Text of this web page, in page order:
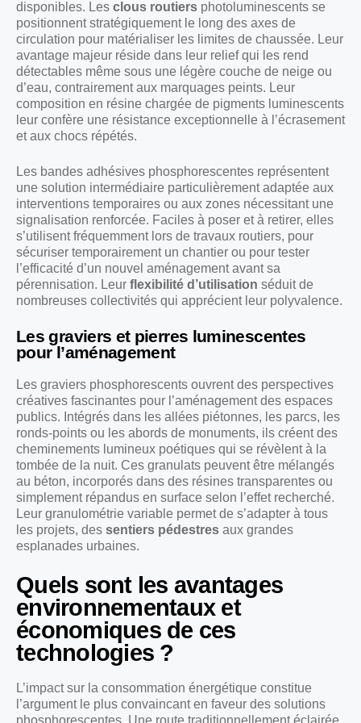
disponibles. Les clous routiers photoluminescents se
positionnent stratégiquement le long des axes de
circulation pour matérialiser les limites de chaussée. Leur
avantage majeur réside dans leur relief qui les rend
détectables même sous une légère couche de neige ou
d’eau, contrairement aux marquages peints. Leur
composition en résine chargée de pigments luminescents
leur confère une résistance exceptionnelle à l’écrasement
et aux chocs répétés.
Les bandes adhésives phosphorescentes représentent
une solution intermédiaire particulièrement adaptée aux
interventions temporaires ou aux zones nécessitant une
signalisation renforcée. Faciles à poser et à retirer, elles
s’utilisent fréquemment lors de travaux routiers, pour
sécuriser temporairement un chantier ou pour tester
l’efficacité d’un nouvel aménagement avant sa
pérennisation. Leur flexibilité d’utilisation séduit de
nombreuses collectivités qui apprécient leur polyvalence.
Les graviers et pierres luminescentes
pour l’aménagement
Les graviers phosphorescents ouvrent des perspectives
créatives fascinantes pour l’aménagement des espaces
publics. Intégrés dans les allées piétonnes, les parcs, les
ronds-points ou les abords de monuments, ils créent des
cheminements lumineux poétiques qui se révèlent à la
tombée de la nuit. Ces granulats peuvent être mélangés
au béton, incorporés dans des résines transparentes ou
simplement répandus en surface selon l’effet recherché.
Leur granulométrie variable permet de s’adapter à tous
les projets, des sentiers pédestres aux grandes
esplanades urbaines.
Quels sont les avantages
environnementaux et
économiques de ces
technologies ?
L’impact sur la consommation énergétique constitue
l’argument le plus convaincant en faveur des solutions
phosphorescentes. Une route traditionnellement éclairée